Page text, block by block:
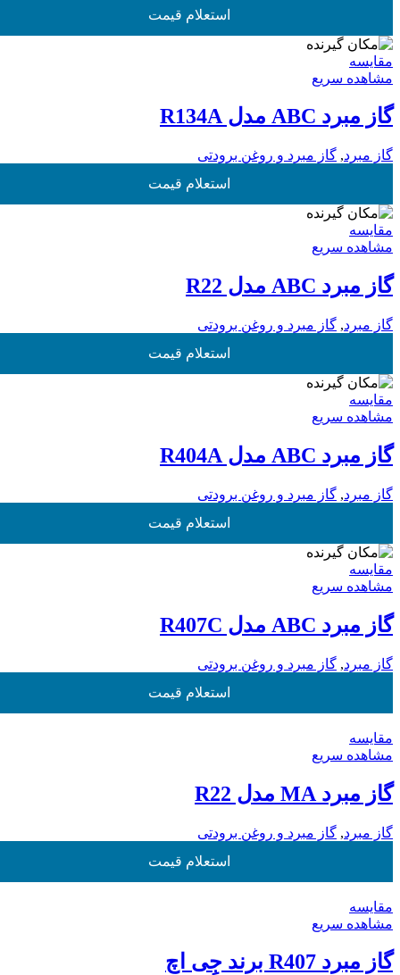
استعلام قیمت
مقایسه
مشاهده سریع
گاز مبرد ABC مدل R134A
گاز مبرد, گاز مبرد و روغن برودتی
استعلام قیمت
مقایسه
مشاهده سریع
گاز مبرد ABC مدل R22
گاز مبرد, گاز مبرد و روغن برودتی
استعلام قیمت
مقایسه
مشاهده سریع
گاز مبرد ABC مدل R404A
گاز مبرد, گاز مبرد و روغن برودتی
استعلام قیمت
مقایسه
مشاهده سریع
گاز مبرد ABC مدل R407C
گاز مبرد, گاز مبرد و روغن برودتی
استعلام قیمت
مقایسه
مشاهده سریع
گاز مبرد MA مدل R22
گاز مبرد, گاز مبرد و روغن برودتی
استعلام قیمت
مقایسه
مشاهده سریع
گاز مبرد R407 برند جِی اچ